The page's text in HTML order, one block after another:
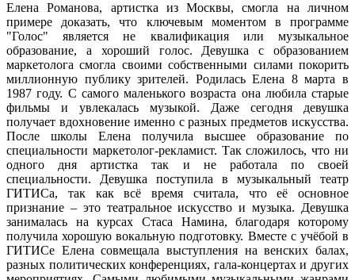
Елена Романова, артистка из Москвы, смогла на личном
примере доказать, что ключевым моментом в программе
"Голос" является не квалификация или музыкальное
образование, а хороший голос. Девушка с образованием
маркетолога смогла своими собственными силами покорить
миллионную публику зрителей. Родилась Елена 8 марта в
1987 году. С самого маленького возраста она любила старые
фильмы и увлекалась музыкой. Даже сегодня девушка
получает вдохновение именно с разных предметов искусства.
После школы Елена получила высшее образование по
специальности маркетолог-рекламист. Так сложилось, что ни
одного дня артистка так и не работала по своей
специальности. Девушка поступила в музыкальный театр
ГИТИСа, так как всё время считала, что её основное
признание – это театральное искусство и музыка. Девушка
занималась на курсах Стаса Намина, благодаря которому
получила хорошую вокальную подготовку. Вместе с учёбой в
ГИТИСе Елена совмещала выступления на венских балах,
разных политических конференциях, гала-концертах и других